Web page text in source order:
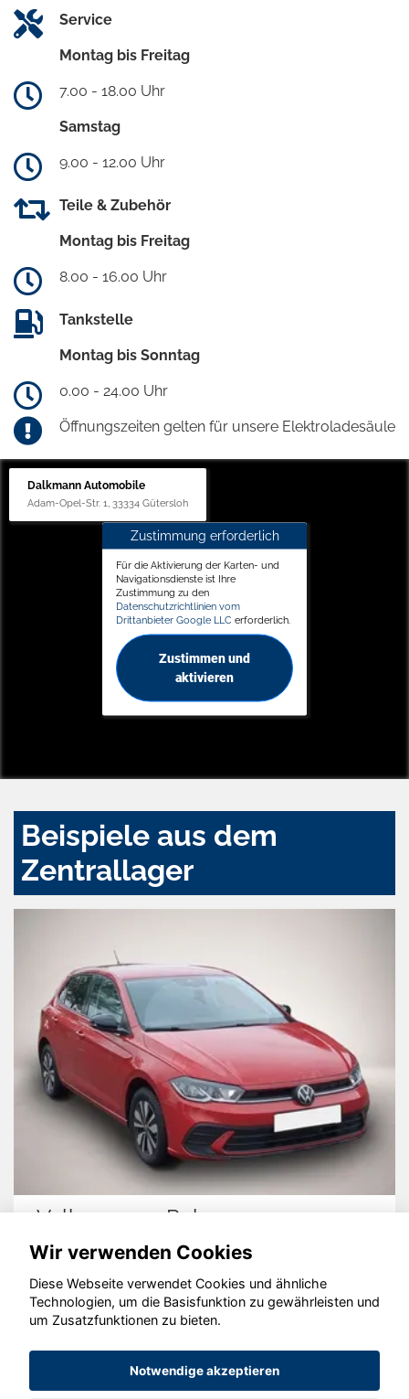
Service
Montag bis Freitag
7.00 - 18.00 Uhr
Samstag
9.00 - 12.00 Uhr
Teile & Zubehör
Montag bis Freitag
8.00 - 16.00 Uhr
Tankstelle
Montag bis Sonntag
0.00 - 24.00 Uhr
Öffnungszeiten gelten für unsere Elektroladesäule
Dalkmann Automobile
Adam-Opel-Str. 1, 33334 Gütersloh
Zustimmung erforderlich
Für die Aktivierung der Karten- und
Navigationsdienste ist Ihre
Zustimmung zu den
Datenschutzrichtlinien vom
Drittanbieter Google LLC erforderlich.
Zustimmen und
aktivieren
Beispiele aus dem
Zentrallager
Volkswagen Polo
© konjunkturmotor.de GmbH 2020 - 2026
Wir verwenden Cookies
Diese Webseite verwendet Cookies und ähnliche
Technologien, um die Basisfunktion zu gewährleisten und
um Zusatzfunktionen zu bieten.
Notwendige akzeptieren